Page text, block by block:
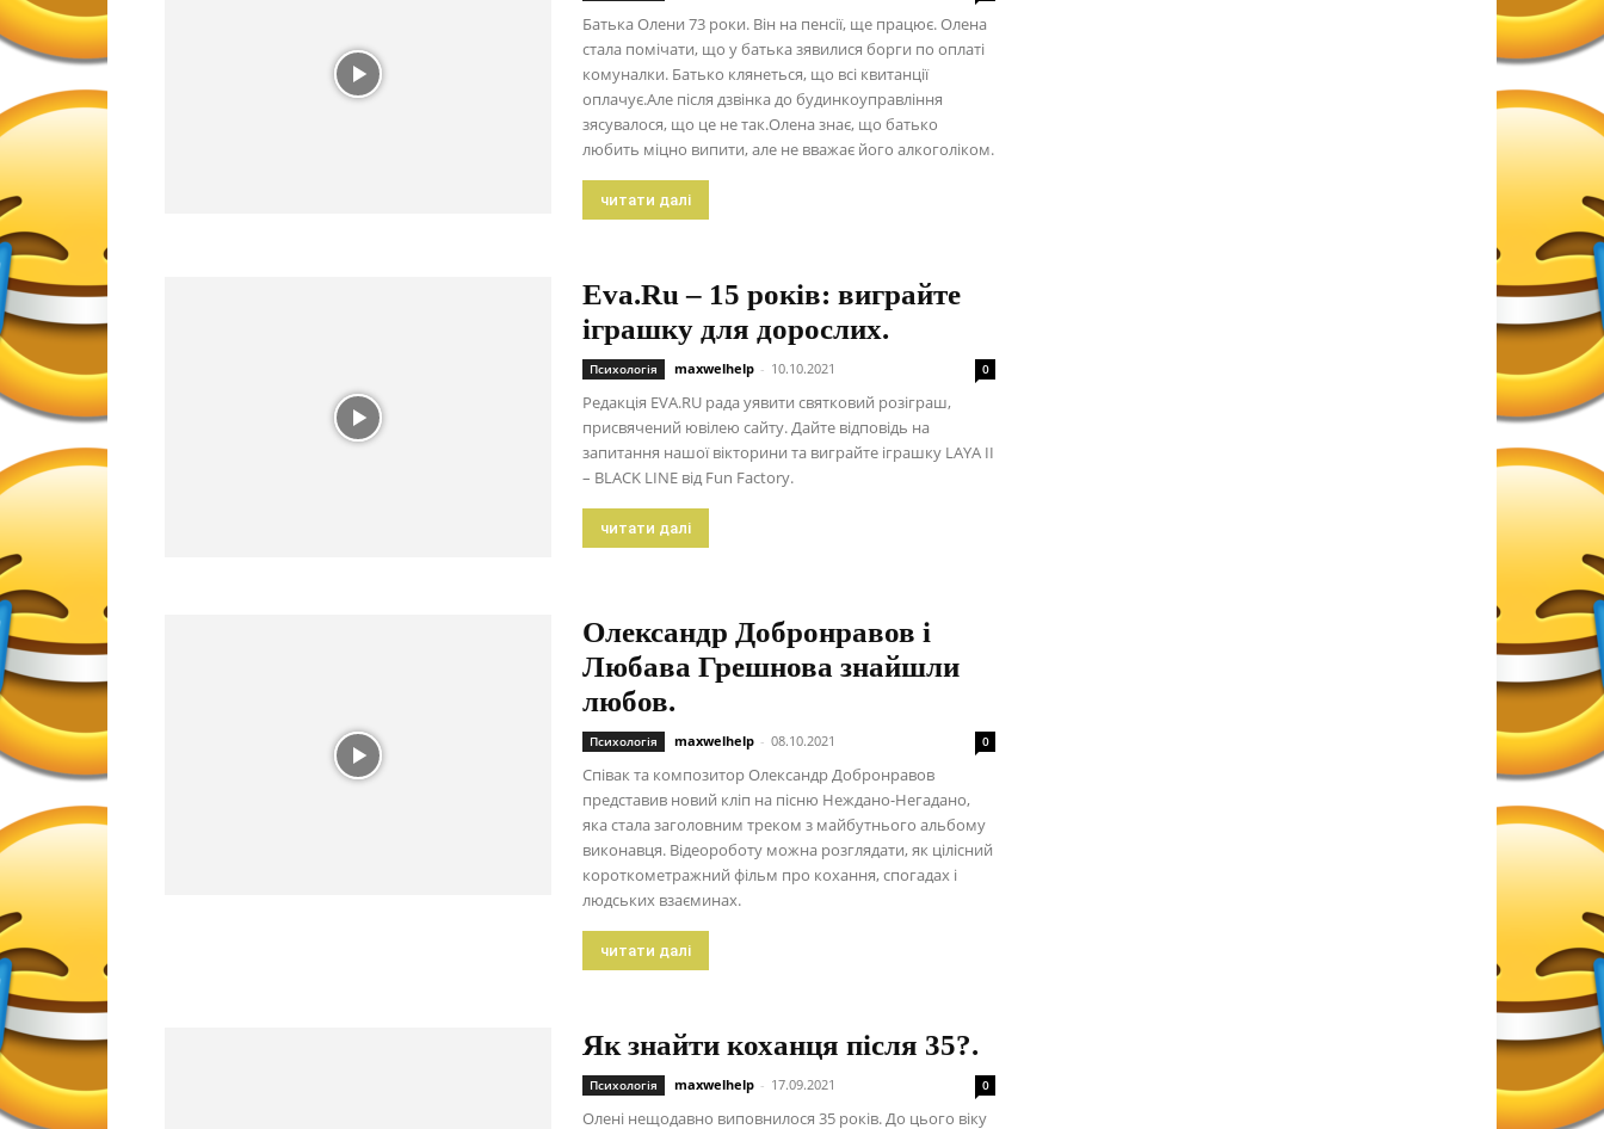
Батька Олени 73 роки. Він на пенсії, ще працює. Олена
стала помічати, що у батька зявилися борги по оплаті
комуналки. Батько клянеться, що всі квитанції
оплачує.Але після дзвінка до будинкоуправління
зясувалося, що це не так.Олена знає, що батько
любить міцно випити, але не вважає його алкоголіком.
читати далі
Eva.Ru – 15 років: виграйте
іграшку для дорослих.
Психологія maxwelhelp - 10.10.2021 0
Редакція EVA.RU рада уявити святковий розіграш,
присвячений ювілею сайту. Дайте відповідь на
запитання нашої вікторини та виграйте іграшку LAYA II
– BLACK LINE від Fun Factory.
читати далі
Олександр Добронравов і
Любава Грешнова знайшли
любов.
Психологія maxwelhelp - 08.10.2021 0
Співак та композитор Олександр Добронравов
представив новий кліп на пісню Неждано-Негадано,
яка стала заголовним треком з майбутнього альбому
виконавця. Відеороботу можна розглядати, як цілісний
короткометражний фільм про кохання, спогадах і
людських взаєминах.
читати далі
Як знайти коханця після 35?.
Психологія maxwelhelp - 17.09.2021 0
Олені нещодавно виповнилося 35 років. До цього віку